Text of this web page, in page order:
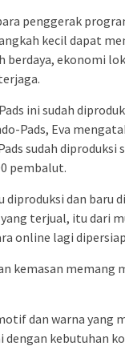
penggerak
kecil dapat
berdaya, ekonomi
ini sudah
Pads, Eva
sudah diproduksi
pembalut.
diproduksi dan baru
yang terjual, itu dari
online lagi
kemasan memang
dan warna yang
dengan kebutuhan